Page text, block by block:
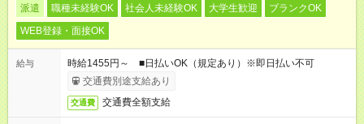
派遣 職種未経験OK 社会人未経験OK 大学生歓迎
ブランクOK
WEB登録・面接OK
給与
時給1455円～ ■日払いOK（規定あり）※即日払い不可
交通費別途支給あり
交通費 交通費全額支給